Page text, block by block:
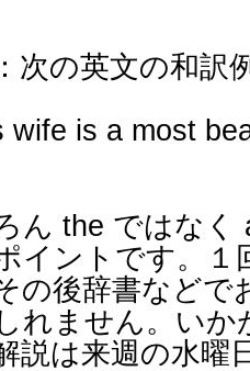
次の英文の和訳
is a most
ん the ではな
イントです。１
の後辞書などで
れません。い
説は来週の水曜